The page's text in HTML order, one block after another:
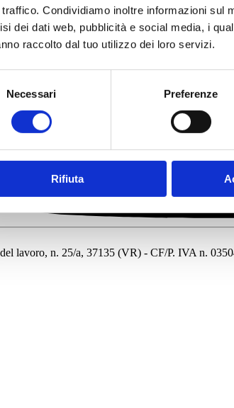
traffico. Condividiamo inoltre informazioni sul
dei dati web, pubblicità e social media, i
raccolto dal tuo utilizzo dei loro servizi.
Necessari Preferenze
Rifiuta
lavoro, n. 25/a, 37135 (VR) - CF/P. IVA n.